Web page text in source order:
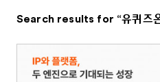
Search results for “유퀴즈